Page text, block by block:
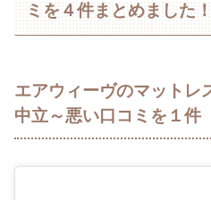
ミを４件まとめました！
エアウィーヴのマットレ
中立～悪い口コミを１件